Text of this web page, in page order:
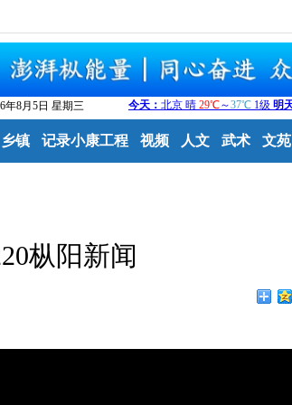
年8月5日 星期三
乡镇 记录小康工程 视频 人文 武术 文苑
枞阳新闻